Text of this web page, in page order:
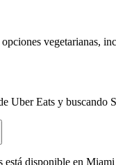
vegetarianas,
Uber Eats y
disponible en